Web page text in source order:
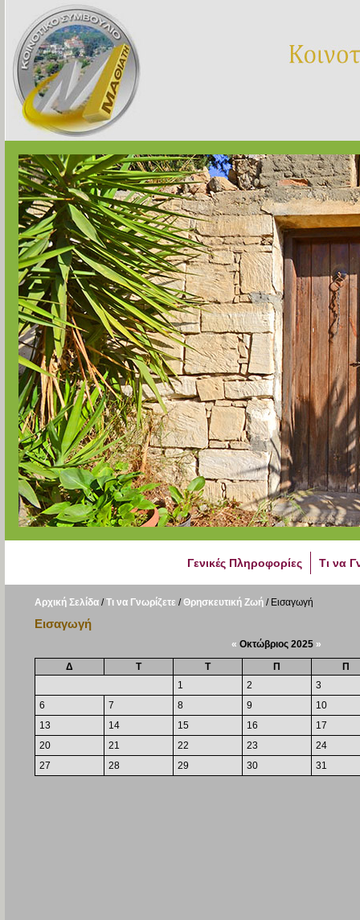
Γενικές Πληροφορίες Τι να
Αρχική Σελίδα/Τι να Γνωρίζετε /Θρησκευτική Ζωή/ Εισαγωγή
Εισαγωγή
« Οκτώβριος 2025 »
Δ
Τ Τ Π
Π
1
2
3
6
7 8 9
10
13
14 15 16
17
20
21 22 23
24
27
28 29 30 31